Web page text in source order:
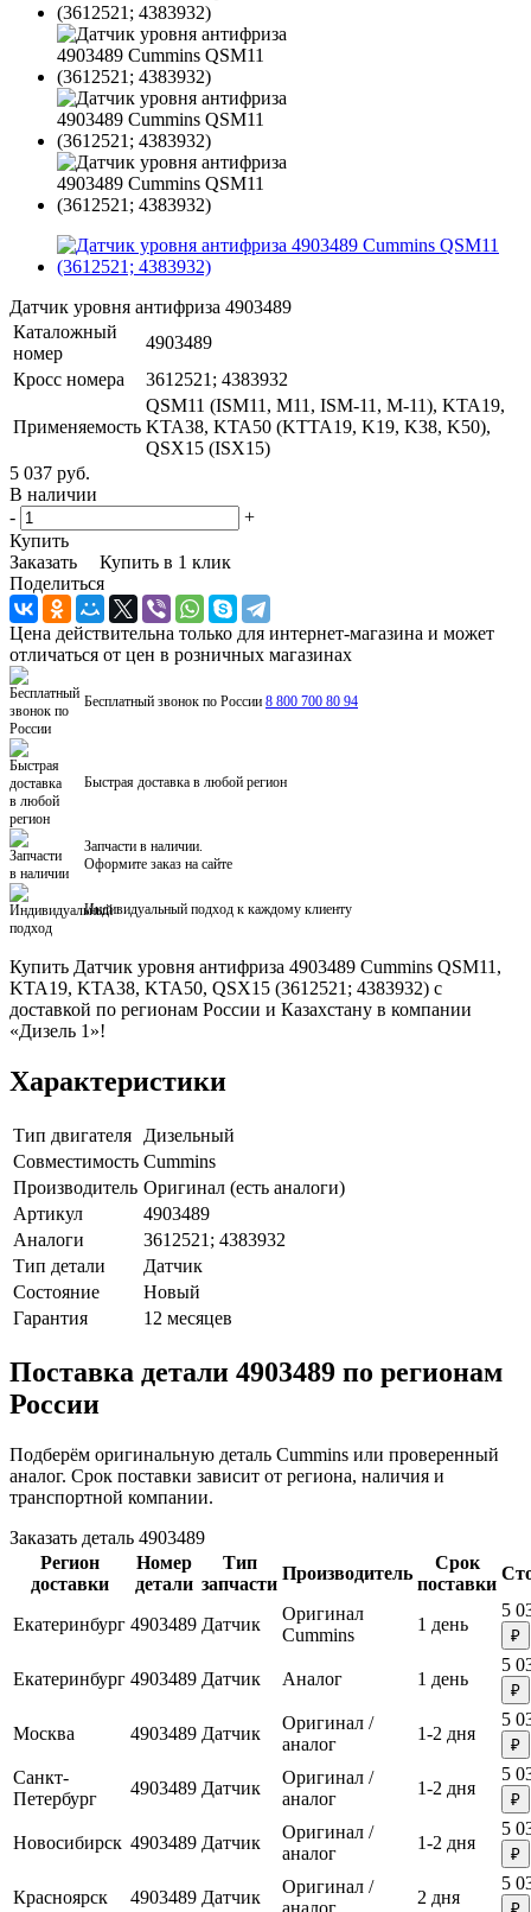
Датчик уровня антифриза 4903489
Каталожный
номер
4903489
Кросс номера
3612521; 4383932
Применяемость
QSM11 (ISM11, M11, ISM-11, M-11), KTA19,
KTA38, KTA50 (KTTA19, K19, K38, K50),
QSX15 (ISX15)
5 037 руб.
В наличии
-
+
Купить
Заказать
Купить в 1 клик
Поделиться
Цена действительна только для интернет-магазина и может
отличаться от цен в розничных магазинах
Бесплатный звонок по России 8 800 700 80 94
Быстрая доставка в любой регион
Запчасти в наличии.
Оформите заказ на сайте
Индивидуальный подход к каждому клиенту
Купить Датчик уровня антифриза 4903489 Cummins QSM11,
KTA19, KTA38, KTA50, QSX15 (3612521; 4383932) с
доставкой по регионам России и Казахстану в компании
«Дизель 1»!
Характеристики
Тип двигателя
Дизельный
Совместимость Cummins
Производитель Оригинал (есть аналоги)
Артикул
4903489
Аналоги
3612521; 4383932
Тип детали
Датчик
Состояние
Новый
Гарантия
12 месяцев
Поставка детали 4903489 по регионам
России
Подберём оригинальную деталь Cummins или проверенный
аналог. Срок поставки зависит от региона, наличия и
транспортной компании.
Заказать деталь 4903489
Регион
доставки
Номер
детали
Тип
запчасти
Производитель
Срок
поставки
Екатеринбург 4903489 Датчик
Оригинал
Cummins
1 день
5
₽
Екатеринбург 4903489 Датчик Аналог 1 день
5
₽
Москва 4903489 Датчик
Оригинал /
аналог
1-2 дня
5
₽
Санкт-
Петербург
4903489 Датчик
Оригинал /
аналог
1-2 дня
5
₽
Новосибирск 4903489 Датчик
Оригинал /
аналог
1-2 дня
5
₽
Красноярск 4903489 Датчик
Оригинал /
аналог
2 дня
5